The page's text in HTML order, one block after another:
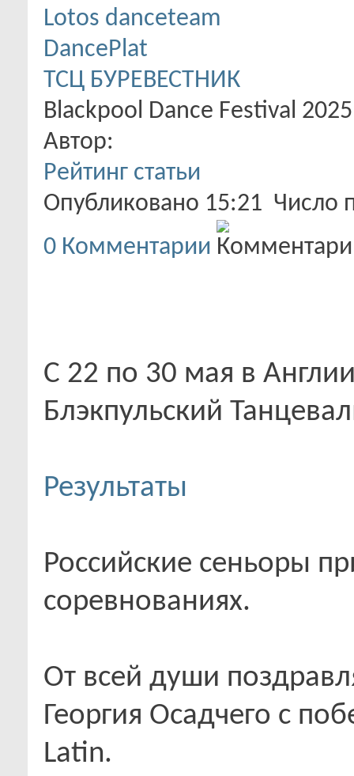
Lotos danceteam
DancePlat
ТСЦ БУРЕВЕСТНИК
Blackpool Dance Festival
Автор:
Рейтинг статьи
Опубликовано 15:21 Число
0 Комментарии
С 22 по 30 мая в
Блэкпульский
Результаты
Российские сеньоры
соревнованиях.
От всей души
Георгия Осадчего с
Latin.